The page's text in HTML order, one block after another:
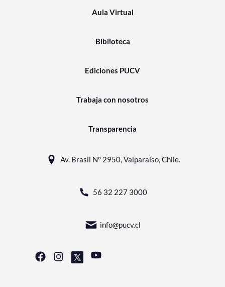
Aula Virtual
Biblioteca
Ediciones PUCV
Trabaja con nosotros
Transparencia
Av. Brasil N° 2950, Valparaíso, Chile.
56 32 227 3000
info@pucv.cl